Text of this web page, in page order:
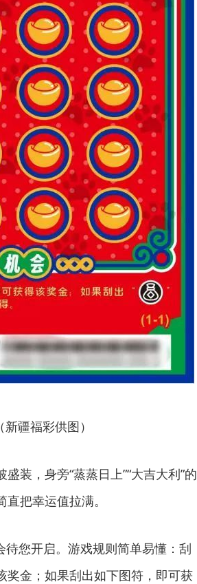
疆福彩供图）
装，身旁“蒸蒸日上”“大吉大利”的
把幸运值拉满。
待您开启。游戏规则简单易懂：刮
奖金；如果刮出如下图符，即可获